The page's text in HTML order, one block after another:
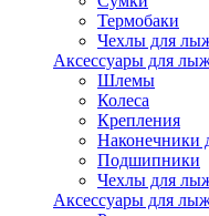
Термобаки
Чехлы для
Аксессуары для
Шлемы
Колеса
Крепления
Наконечники
Подшипники
Чехлы для
Аксессуары для